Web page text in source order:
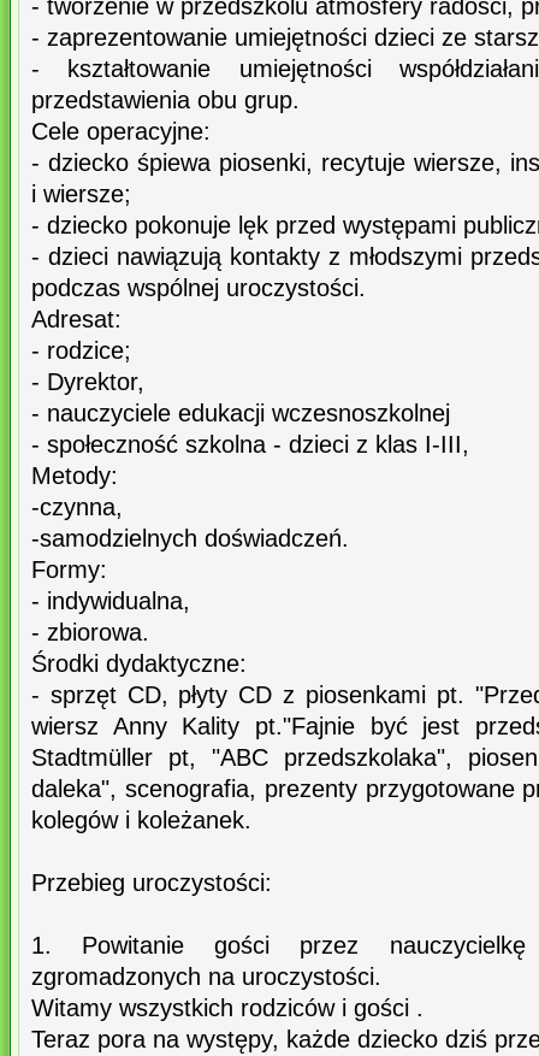
- tworzenie w przedszkolu atmosfery radości,
- zaprezentowanie umiejętności dzieci ze
- kształtowanie umiejętności
przedstawienia obu grup.
Cele operacyjne:
- dziecko śpiewa piosenki, recytuje wiersze,
i wiersze;
- dziecko pokonuje lęk przed występami
- dzieci nawiązują kontakty z młodszymi
podczas wspólnej uroczystości.
Adresat:
- rodzice;
- Dyrektor,
- nauczyciele edukacji wczesnoszkolnej
- społeczność szkolna - dzieci z klas I-III,
Metody:
-czynna,
-samodzielnych doświadczeń.
Formy:
- indywidualna,
- zbiorowa.
Środki dydaktyczne:
- sprzęt CD, płyty CD z piosenkami pt.
wiersz Anny Kality pt."Fajnie być jest
Stadtmüller pt, "ABC przedszkolaka",
daleka", scenografia, prezenty przygotowane
kolegów i koleżanek.
Przebieg uroczystości:
1. Powitanie gości przez
zgromadzonych na uroczystości.
Witamy wszystkich rodziców i gości .
Teraz pora na występy, każde dziecko dziś